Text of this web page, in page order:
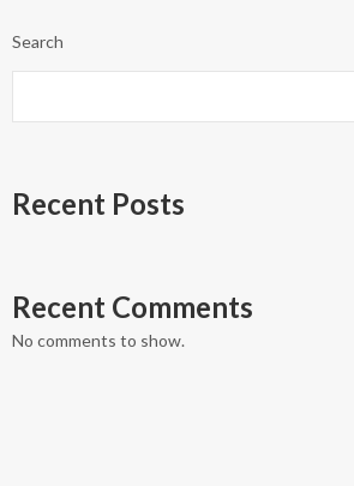
Search
Recent Posts
Recent Comments
No comments to show.